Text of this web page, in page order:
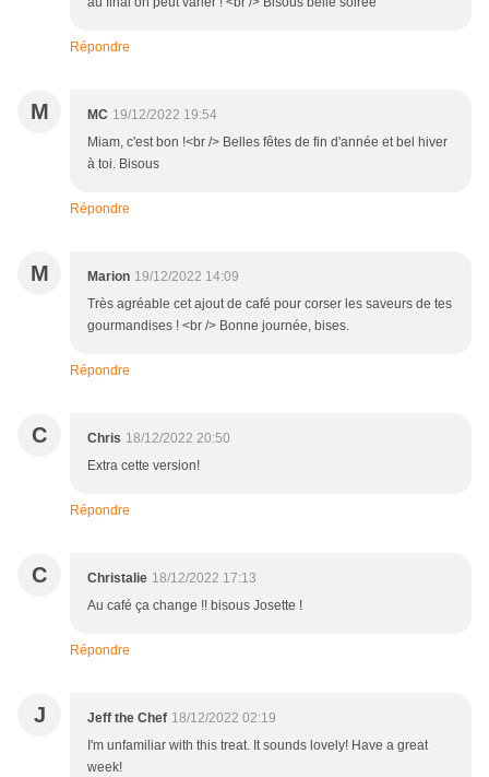
Répondre
M MC 19/12/2022 19:54
Miam, c'est bon !<br /> Belles fêtes de fin d'année et bel hiver
à toi. Bisous
Répondre
M Marion 19/12/2022 14:09
Très agréable cet ajout de café pour corser les saveurs de tes
gourmandises ! <br /> Bonne journée, bises.
Répondre
C Chris 18/12/2022 20:50
Extra cette version!
Répondre
C Christalie 18/12/2022 17:13
Au café ça change !! bisous Josette !
Répondre
J Jeff the Chef 18/12/2022 02:19
I'm unfamiliar with this treat. It sounds lovely! Have a great
week!